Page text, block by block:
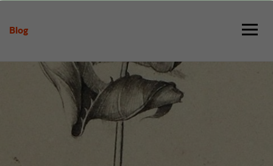
Blog
Blätter“
für
„Sonderauftrag